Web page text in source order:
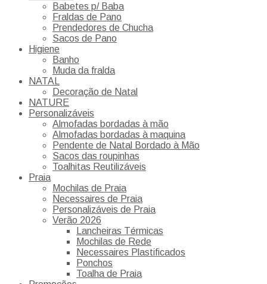
Babetes p/ Baba
Fraldas de Pano
Prendedores de Chucha
Sacos de Pano
Higiene
Banho
Muda da fralda
NATAL
Decoração de Natal
NATURE
Personalizáveis
Almofadas bordadas à mão
Almofadas bordadas à maquina
Pendente de Natal Bordado à Mão
Sacos das roupinhas
Toalhitas Reutilizáveis
Praia
Mochilas de Praia
Necessaires de Praia
Personalizáveis de Praia
Verão 2026
Lancheiras Térmicas
Mochilas de Rede
Necessaires Plastificados
Ponchos
Toalha de Praia